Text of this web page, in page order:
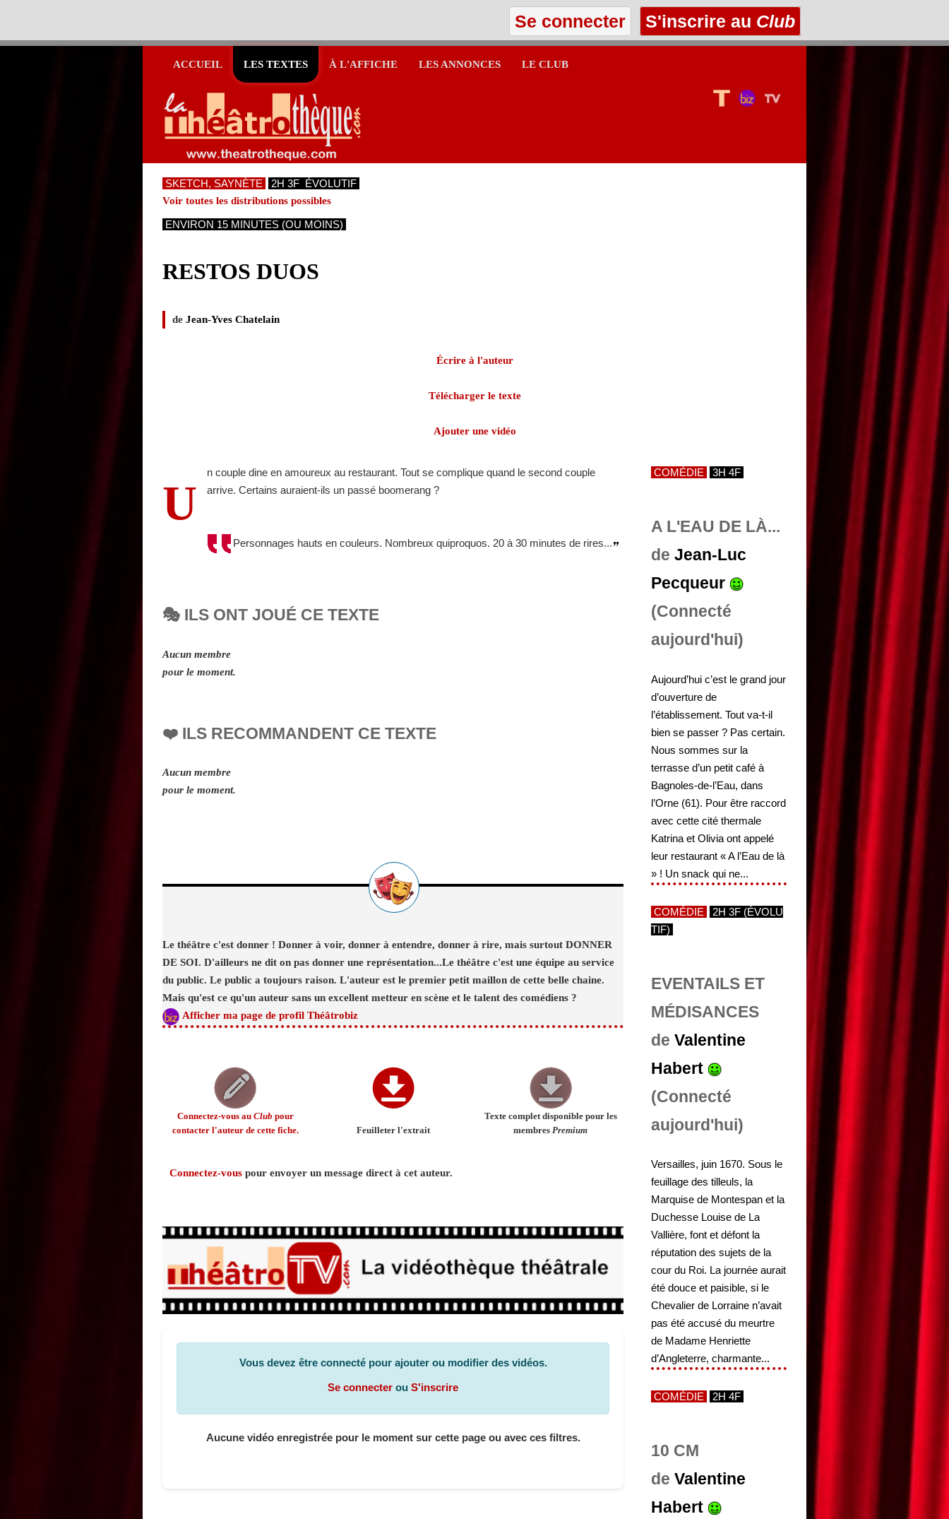
Se connecter S'inscrire au Club
ACCUEIL LES TEXTES À L'AFFICHE LES ANNONCES LE CLUB
SKETCH, SAYNÈTE 2H 3F ÉVOLUTIF
Voir toutes les distributions possibles
ENVIRON 15 MINUTES (OU MOINS)
RESTOS DUOS
de Jean-Yves Chatelain
Écrire à l'auteur
Télécharger le texte
Ajouter une vidéo
U
n couple dine en amoureux au restaurant. Tout se complique quand le second couple
arrive. Certains auraient-ils un passé boomerang ?
Personnages hauts en couleurs. Nombreux quiproquos. 20 à 30 minutes de rires...
🎭 ILS ONT JOUÉ CE TEXTE
Aucun membre
pour le moment.
❤️ ILS RECOMMANDENT CE TEXTE
Aucun membre
pour le moment.
Le théâtre c'est donner ! Donner à voir, donner à entendre, donner à rire, mais surtout DONNER
DE SOI. D'ailleurs ne dit on pas donner une représentation...Le théâtre c'est une équipe au service
du public. Le public a toujours raison. L'auteur est le premier petit maillon de cette belle chaine.
Mais qu'est ce qu'un auteur sans un excellent metteur en scène et le talent des comédiens ?
Afficher ma page de profil Théâtrobiz
Connectez-vous au Club pour
contacter l'auteur de cette fiche.
Feuilleter l'extrait
Texte complet disponible pour les
membresPremium
Connectez-vous pour envoyer un message direct à cet auteur.
Vous devez être connecté pour ajouter ou modifier des vidéos.
Se connecter ouS'inscrire
Aucune vidéo enregistrée pour le moment sur cette page ou avec ces filtres.
COMÉDIE 3H 4F
A L'EAU DE LÀ...
deJean-Luc
Pecqueur
(Connecté
aujourd'hui)
Aujourd’hui c’est le grand jour
d’ouverture de
l’établissement. Tout va-t-il
bien se passer ? Pas certain.
Nous sommes sur la
terrasse d’un petit café à
Bagnoles-de-l’Eau, dans
l’Orne (61). Pour être raccord
avec cette cité thermale
Katrina et Olivia ont appelé
leur restaurant « A l’Eau de là
» ! Un snack qui ne...
COMÉDIE
2H 3F (ÉVOLU
TIF)
EVENTAILS ET
MÉDISANCES
deValentine
Habert
(Connecté
aujourd'hui)
Versailles, juin 1670. Sous le
feuillage des tilleuls, la
Marquise de Montespan et la
Duchesse Louise de La
Vallière, font et défont la
réputation des sujets de la
cour du Roi. La journée aurait
été douce et paisible, si le
Chevalier de Lorraine n’avait
pas été accusé du meurtre
de Madame Henriette
d’Angleterre, charmante...
COMÉDIE 2H 4F
10 CM
deValentine
Habert